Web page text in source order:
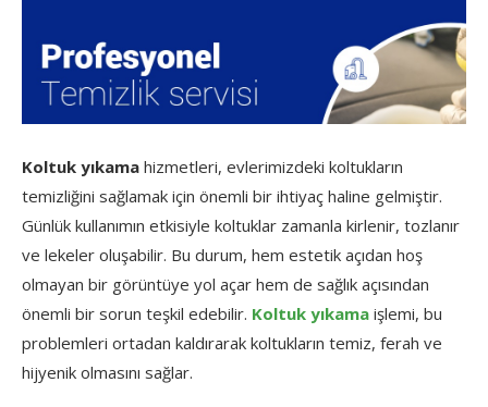
Koltuk yıkama hizmetleri, evlerimizdeki koltukların
temizliğini sağlamak için önemli bir ihtiyaç haline gelmiştir.
Günlük kullanımın etkisiyle koltuklar zamanla kirlenir, tozlanır
ve lekeler oluşabilir. Bu durum, hem estetik açıdan hoş
olmayan bir görüntüye yol açar hem de sağlık açısından
önemli bir sorun teşkil edebilir. Koltuk yıkama işlemi, bu
problemleri ortadan kaldırarak koltukların temiz, ferah ve
hijyenik olmasını sağlar.